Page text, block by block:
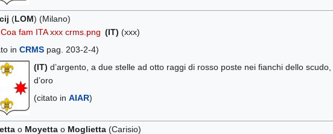
(LOM) (Milano)
fam ITA xxx crms.png (IT) (xxx)
in CRMSpag. 203-2-4)
(IT) d’argento, a due stelle ad otto raggi di rosso poste nei fianchi dello
d’oro
(citato in AIAR)
o Moyettao Moglietta(Carisio)